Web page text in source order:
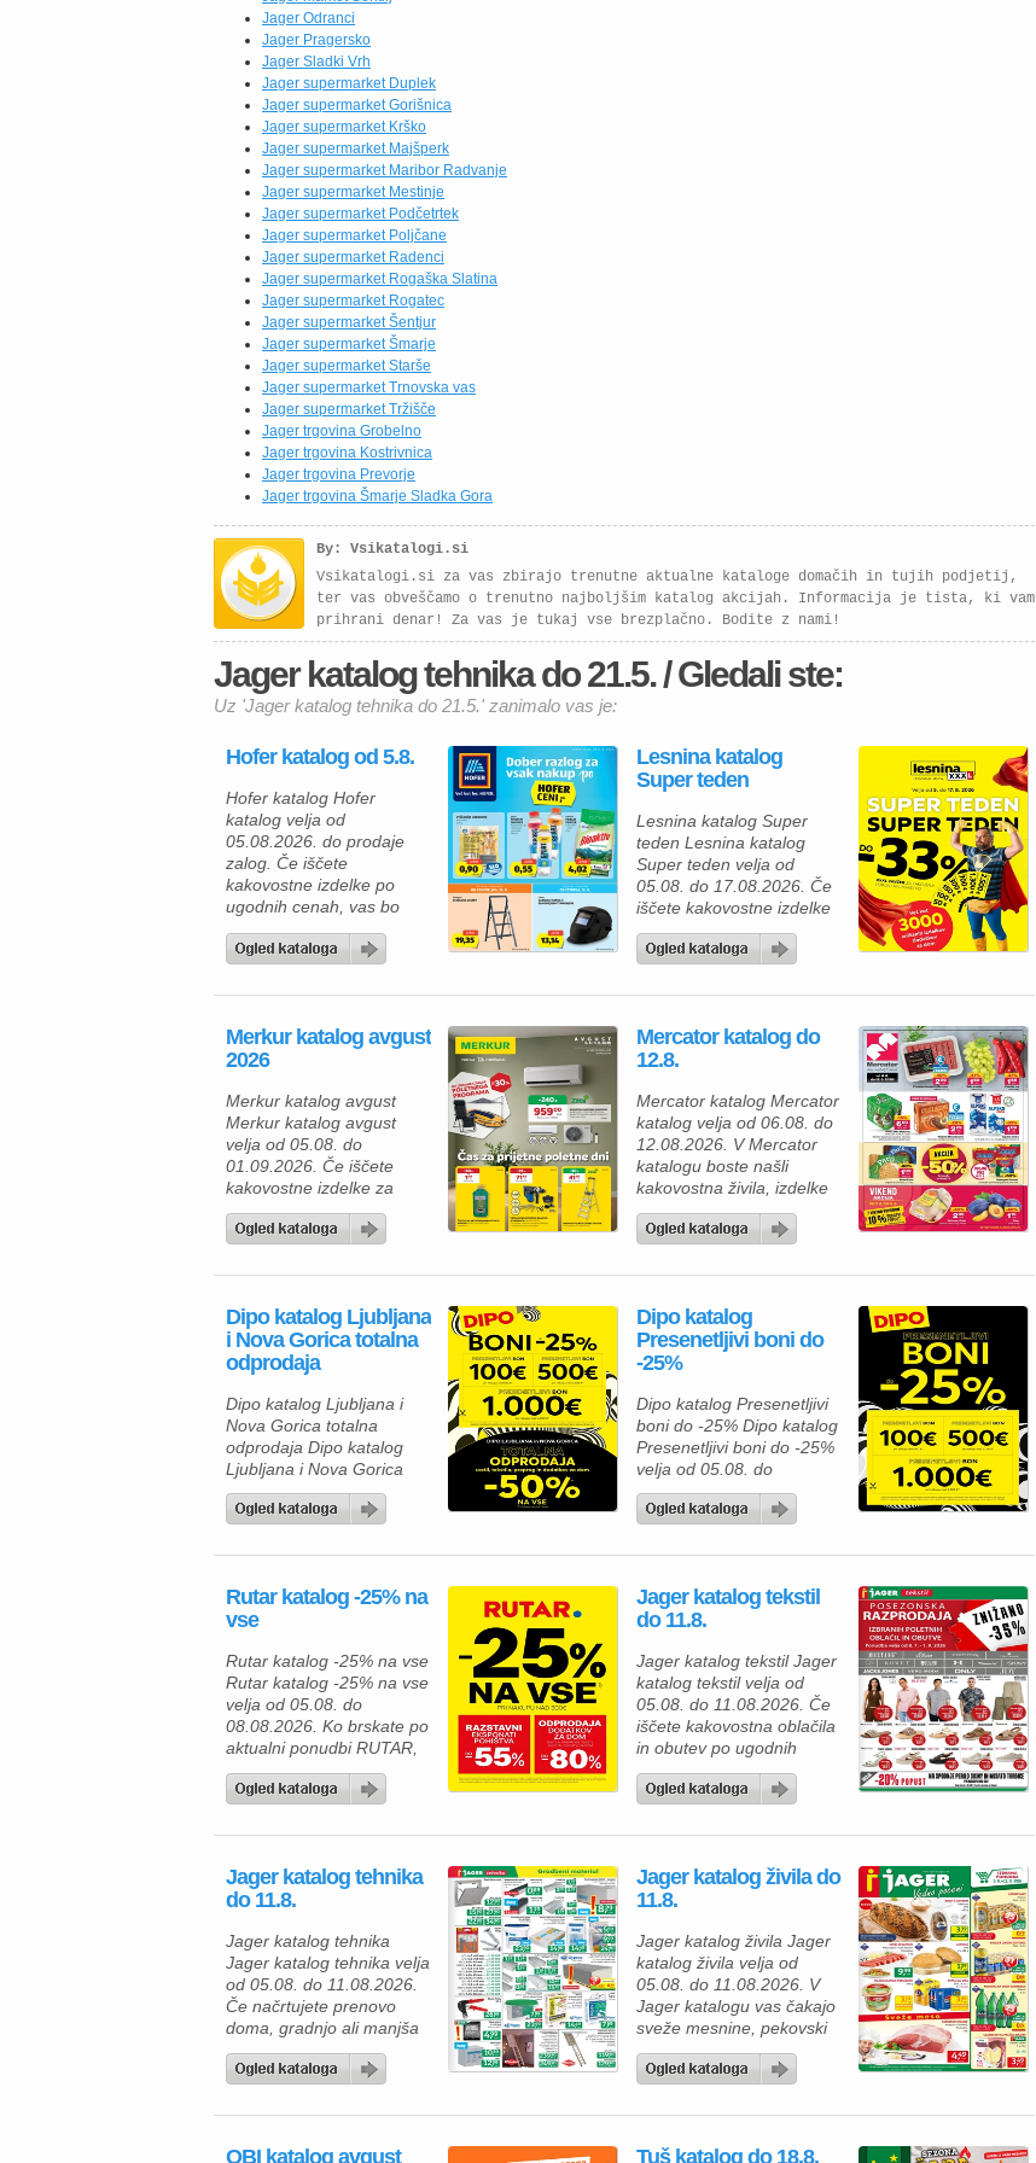
Jager Odranci
Jager Pragersko
Jager Sladki Vrh
Jager supermarket Duplek
Jager supermarket Gorišnica
Jager supermarket Krško
Jager supermarket Majšperk
Jager supermarket Maribor Radvanje
Jager supermarket Mestinje
Jager supermarket Podčetrtek
Jager supermarket Poljčane
Jager supermarket Radenci
Jager supermarket Rogaška Slatina
Jager supermarket Rogatec
Jager supermarket Šentjur
Jager supermarket Šmarje
Jager supermarket Starše
Jager supermarket Trnovska vas
Jager supermarket Tržišče
Jager trgovina Grobelno
Jager trgovina Kostrivnica
Jager trgovina Prevorje
Jager trgovina Šmarje Sladka Gora
By: Vsikatalogi.si
Vsikatalogi.si za vas zbirajo trenutne aktualne kataloge domačih in tujih podjetij,
ter vas obveščamo o trenutno najboljšim katalog akcijah. Informacija je tista, ki vam
prihrani denar! Za vas je tukaj vse brezplačno. Bodite z nami!
Jager katalog tehnika do 21.5. / Gledali ste:
Uz 'Jager katalog tehnika do 21.5.' zanimalo vas je:
Hofer katalog od 5.8.
Hofer katalog Hofer
katalog velja od
05.08.2026. do prodaje
zalog. Če iščete
kakovostne izdelke po
ugodnih cenah, vas bo
zagotovo navdušila. Med
uporabo najdete številne
pijače, izdelke za dom in
gospodinjstvo ter
različna opravila. Za hiter
zajtrk ali malico lahko
izberete piščančje
hrenovke 200 […]
Lesnina katalog
Super teden
Lesnina katalog Super
teden Lesnina katalog
Super teden velja od
05.08. do 17.08.2026. Če
iščete kakovostne izdelke
za prijetnejši in lepše
urejen dom, vas bo
Lesnina kataloga zagotovo
odlične akcijske cene in
bogato izbiro izdelkov za
kuhinjo in jedilnico ter svoj
dom opremite po
ugodnejših cenah. Poleg
številnih […]
Merkur katalog avgust
2026
Merkur katalog avgust
Merkur katalog avgust
velja od 05.08. do
01.09.2026. Če iščete
kakovostne izdelke za
dom, vrt in delavnico, vas
bo aktualna ponudba iz
navdušila. Izkoristite
izbrane izdelke in
poskrbite za udobnejše
bivanje, lažje delo ter
prostega časa. V Merkur
ponudbi vas čakajo
gospodinjski aparati,
klimatske […]
Mercator katalog do
12.8.
Mercator katalog Mercator
katalog velja od 06.08. do
12.08.2026. V Mercator
katalogu boste našli
kakovostna živila, izdelke
za gospodinjstvo in
številne priljubljene
ugodnih cenah. Zdaj je
svojo shrambo, hladilnik in
zamrzovalnik ter pri tem
tudi prihranite. Za pripravo
izberete Premium
Mercator čevapčiče v
pakiranju 500 […]
Dipo katalog Ljubljana
i Nova Gorica totalna
odprodaja
Dipo katalog Ljubljana i
Nova Gorica totalna
odprodaja Dipo katalog
Ljubljana i Nova Gorica
totalna odprodaja velja od
05.08. do 08.08.2026.
Dipo katalog
Presenetljivi boni do
-25%
Dipo katalog Presenetljivi
boni do -25% Dipo katalog
Presenetljivi boni do -25%
velja od 05.08. do
08.08.2026. Predstavljamo
vam privlačno ponudbo iz
izbirate med kakovostnim
mladinsko sobo ter hkrati
izkoristite odlične akcijske
500 € vas lahko pričaka
presenetljivi bon v
vrednosti do 100 […]
Rutar katalog -25% na
vse
Rutar katalog -25% na vse
Rutar katalog -25% na vse
velja od 05.08. do
08.08.2026. Ko brskate po
aktualni ponudbi RUTAR,
vas čakajo številne
kakovostne rešitve za
združujejo sodoben dizajn,
akcijske ugodnosti. Če
načrtujete prenovo
dnevne sobe, je zdaj
odlična priložnost, da
izberete pohištvo, ki bo
[…]
Jager katalog tekstil
do 11.8.
Jager katalog tekstil Jager
katalog tekstil velja od
05.08. do 11.08.2026. Če
iščete kakovostna oblačila
in obutev po ugodnih
cenah, vas v Jager
katalogu tekstila čaka
razprodaja. Izbrane
kupite kar 35 % ugodneje,
zato je zdaj pravi čas, da
in se pripravite na
prihajajočo sezono. Za
vsakodnevno […]
Jager katalog tehnika
do 11.8.
Jager katalog tehnika
Jager katalog tehnika velja
od 05.08. do 11.08.2026.
Če načrtujete prenovo
doma, gradnjo ali manjša
obnovitvena dela, vas v
katalogu Jager Tehnika
kakovostnega gradbenega
ugodnih cenah. Z
Jager katalog živila do
11.8.
Jager katalog živila Jager
katalog živila velja od
05.08. do 11.08.2026. V
Jager katalogu vas čakajo
sveže mesnine, pekovski
izdelki, mlečni izdelki in
osvežilne pijače po
na enem mestu nakupite
piknik. Za popoln žar si
OBI katalog avgust Tuš katalog do 18.8.